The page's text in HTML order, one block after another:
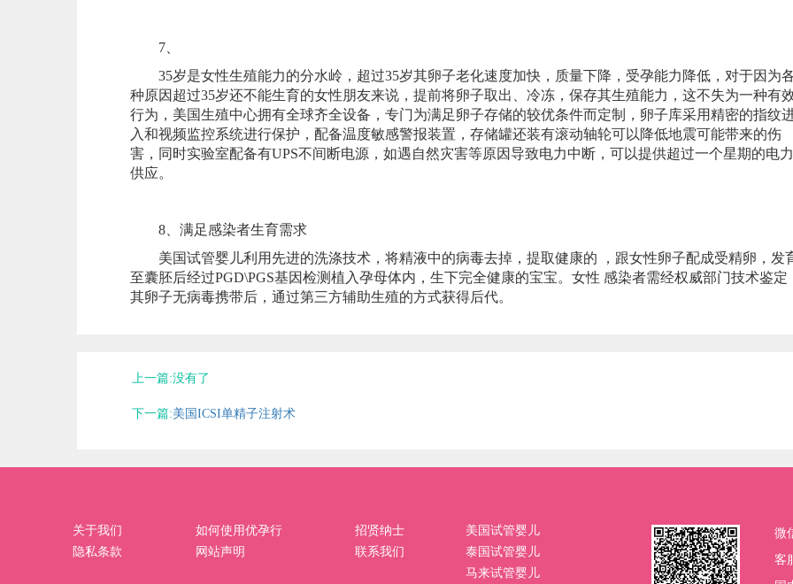
7、
35岁是女性生殖能力的分水岭，超过35岁其卵子老化速度加快，质量下降，受孕能力降低，对于因为
种原因超过35岁还不能生育的女性朋友来说，提前将卵子取出、冷冻，保存其生殖能力，这不失为一种有
行为，美国生殖中心拥有全球齐全设备，专门为满足卵子存储的较优条件而定制，卵子库采用精密的指纹
入和视频监控系统进行保护，配备温度敏感警报装置，存储罐还装有滚动轴轮可以降低地震可能带来的伤
害，同时实验室配备有UPS不间断电源，如遇自然灾害等原因导致电力中断，可以提供超过一个星期的电力
供应。
8、满足感染者生育需求
美国试管婴儿利用先进的洗涤技术，将精液中的病毒去掉，提取健康的 ，跟女性卵子配成受精卵，发
至囊胚后经过PGD\PGS基因检测植入孕母体内，生下完全健康的宝宝。女性 感染者需经权威部门技术鉴定
其卵子无病毒携带后，通过第三方辅助生殖的方式获得后代。
上一篇:没有了
下一篇:美国ICSI单精子注射术
关于我们
隐私条款
如何使用优孕行
网站声明
招贤纳士
联系我们
美国试管婴儿
泰国试管婴儿
马来试管婴儿
微
客